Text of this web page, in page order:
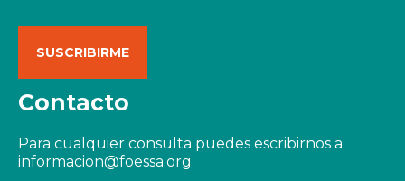
Contacto
Para cualquier consulta puedes escribirnos a
informacion@foessa.org